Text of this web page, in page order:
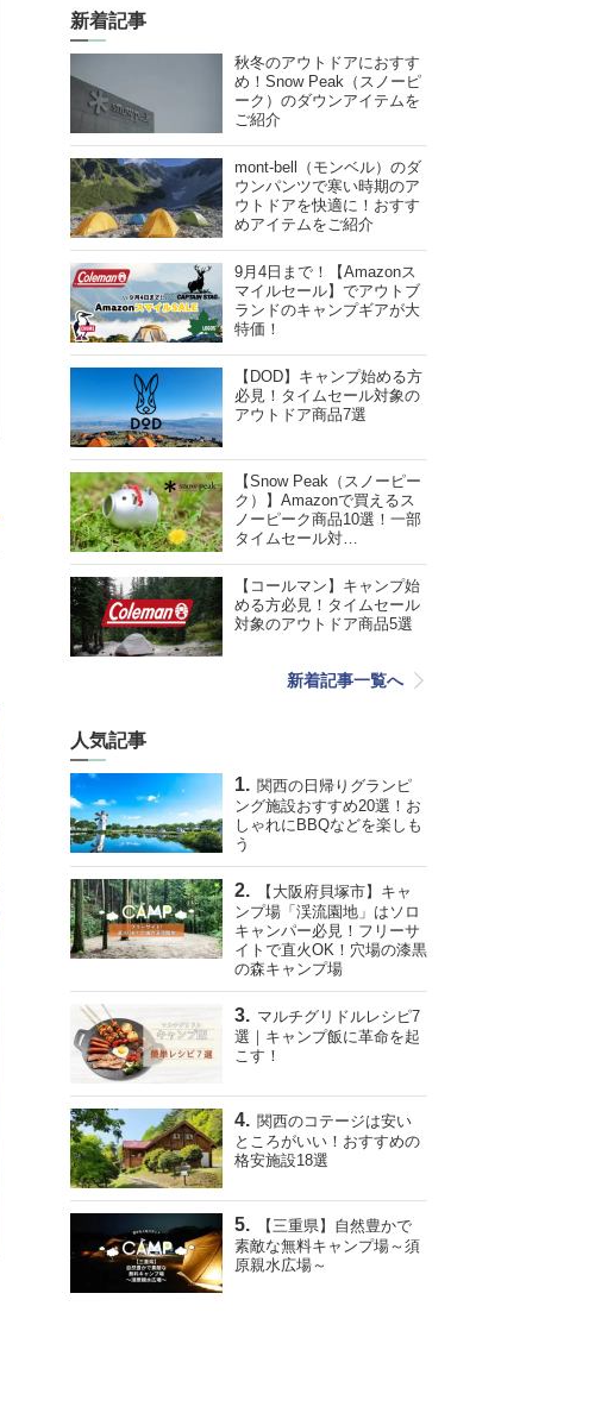
新着記事
秋冬のアウトドアにおすす
め！Snow Peak（スノーピ
ーク）のダウンアイテムを
ご紹介
mont-bell（モンベル）のダ
ウンパンツで寒い時期のア
ウトドアを快適に！おすす
めアイテムをご紹介
9月4日まで！【Amazonス
マイルセール】でアウトブ
ランドのキャンプギアが大
特価！
【DOD】キャンプ始める方
必見！タイムセール対象の
アウトドア商品7選
【Snow Peak（スノーピー
ク）】Amazonで買えるス
ノーピーク商品10選！一部
タイムセール対…
【コールマン】キャンプ始
める方必見！タイムセール
対象のアウトドア商品5選
新着記事一覧へ
人気記事
関西の日帰りグランピ
ング施設おすすめ20選！お
しゃれにBBQなどを楽しも
う
【大阪府貝塚市】キャ
ンプ場「渓流園地」はソロ
キャンパー必見！フリーサ
イトで直火OK！穴場の漆黒
の森キャンプ場
マルチグリドルレシピ7
選｜キャンプ飯に革命を起
こす！
関西のコテージは安い
ところがいい！おすすめの
格安施設18選
【三重県】自然豊かで
素敵な無料キャンプ場～須
原親水広場～